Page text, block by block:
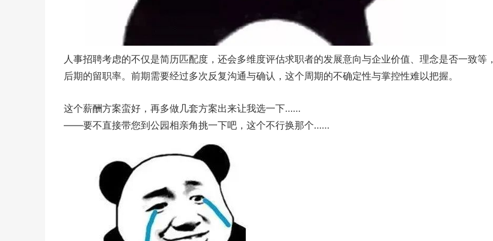
人事招聘考虑的不仅是简历匹配度，还会多维度评估求职者的发展意向与企业价值、理念是否一致等
后期的留职率。前期需要经过多次反复沟通与确认，这个周期的不确定性与掌控性难以把握。
这个薪酬方案蛮好，再多做几套方案出来让我选一下……
——要不直接带您到公园相亲角挑一下吧，这个不行换那个……